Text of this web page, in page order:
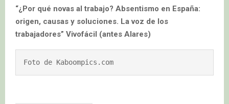
“¿Por qué novas al trabajo? Absentismo en España:
origen, causas y soluciones. La voz de los
trabajadores” Vivofácil (antes Alares)
Foto de Kaboompics.com